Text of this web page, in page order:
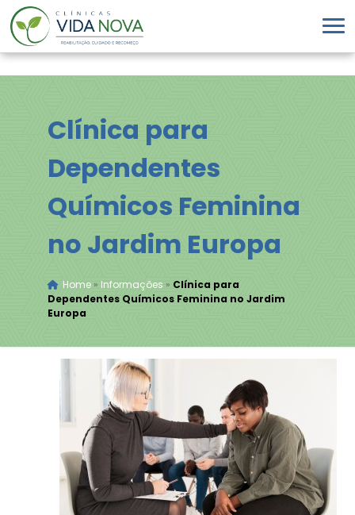
Clínica para
Dependentes
Químicos Feminina
no Jardim Europa
Home» Informações » Clínica para
Dependentes Químicos Feminina no Jardim
Europa